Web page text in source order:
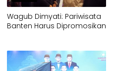
Wagub Dimyati: Pariwisata
Banten Harus Dipromosikan